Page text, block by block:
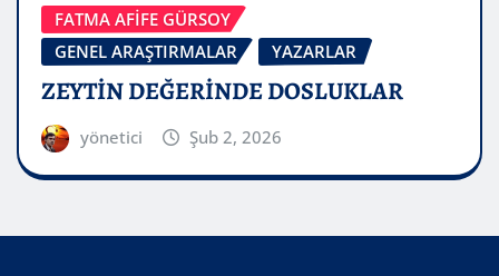
FATMA AFİFE GÜRSOY
GENEL ARAŞTIRMALAR
YAZARLAR
ZEYTİN DEĞERİNDE DOSLUKLAR
yönetici Şub 2, 2026